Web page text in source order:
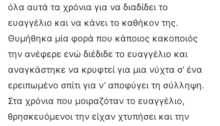
όλα αυτά τα χρόνια για να διαδίδει το
ευαγγέλιο και να κάνει το καθήκον της.
Θυμήθηκα μία φορά που κάποιος κακοποιός
την ανέφερε ενώ διέδιδε το ευαγγέλιο και
αναγκάστηκε να κρυφτεί για μια νύχτα σ’ ένα
ερειπωμένο σπίτι για ν’ αποφύγει τη σύλληψη.
Στα χρόνια που μοιραζόταν το ευαγγέλιο,
θρησκευόμενοι την είχαν χτυπήσει και την